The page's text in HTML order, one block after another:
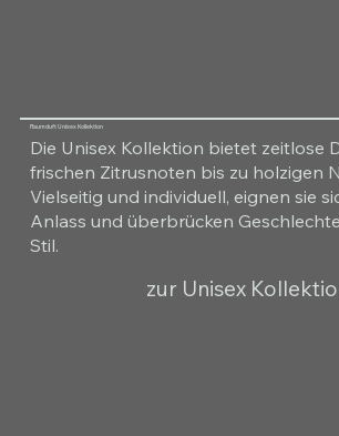
Raumduft Unisex Kollektion
Die Unisex Kollektion bietet zeitlose
frischen Zitrusnoten bis zu holzigen
Vielseitig und individuell, eignen sie
Anlass und überbrücken
Stil.
zur Unisex